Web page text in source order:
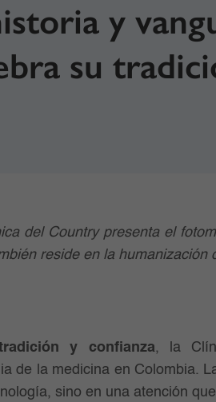
y
su
del Country presenta el
reside en la humanización
y confianza, la
de la medicina en Colombia.
sino en una atención